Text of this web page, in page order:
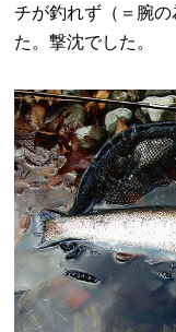
チが釣れず（＝腕
た。撃沈でした。